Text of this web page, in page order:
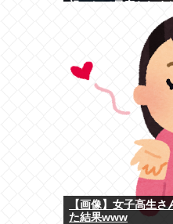
た席は、結局“やっ
【画像】女子高生
た結果www